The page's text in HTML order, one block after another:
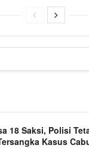
18 Saksi, Polisi
Kasus